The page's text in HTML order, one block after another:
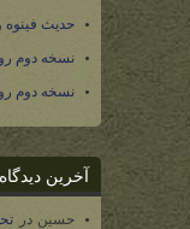
حدیث فینوه
نسخه دوم
نسخه دوم
آخرین
حسین در